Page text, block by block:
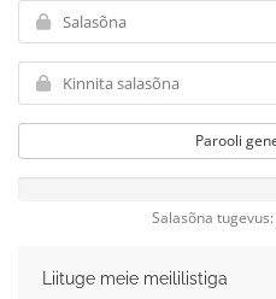
Parooli
Salasõna
Liituge meie meililistiga